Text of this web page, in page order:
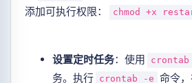
添加可执行权限：
chmod +x
设置定时任务：使用 crontab
务。执行 crontab -e 命令